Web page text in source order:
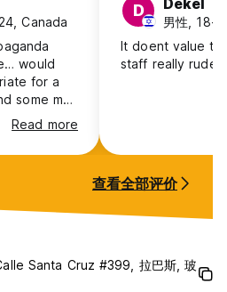
Canada
would
for a
some may
They
twice.
Read more
D Dekel
男性, 18-
It doent value
staff really rude
查看全部评价
Santa Cruz #399, 拉巴斯, 玻